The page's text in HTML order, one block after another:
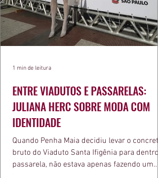
ENTRE VIADUTOS E PASSARELAS:
JULIANA HERC SOBRE MODA COM
IDENTIDADE
Quando Penha Maia decidiu levar o concreto
bruto do Viaduto Santa Ifigênia para dentro
passarela, não estava apenas fazendo um
1 min de leitura